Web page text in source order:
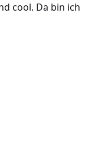
cool. Da bin ich